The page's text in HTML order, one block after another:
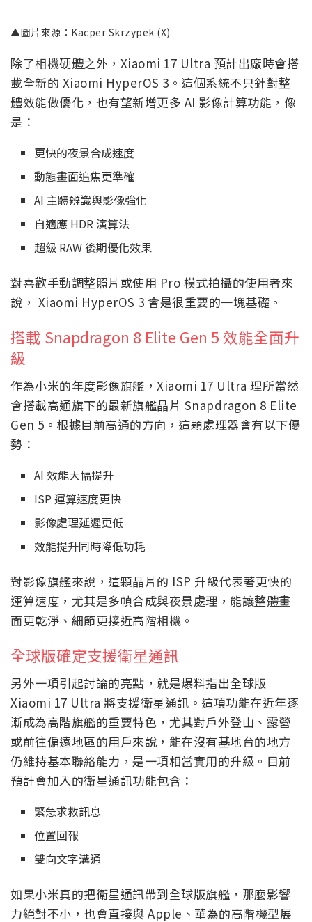
▲圖片來源：Kacper Skrzypek (X)
除了相機硬體之外，Xiaomi 17 Ultra 預計出廠時會搭
載全新的 Xiaomi HyperOS 3。這個系統不只針對整
體效能做優化，也有望新增更多 AI 影像計算功能，像
是：
更快的夜景合成速度
動態畫面追焦更準確
AI 主體辨識與影像強化
自適應 HDR 演算法
超級 RAW 後期優化效果
對喜歡手動調整照片或使用 Pro 模式拍攝的使用者來
說， Xiaomi HyperOS 3 會是很重要的一塊基礎。
搭載 Snapdragon 8 Elite Gen 5 效能全面升
級
作為小米的年度影像旗艦，Xiaomi 17 Ultra 理所當然
會搭載高通旗下的最新旗艦晶片 Snapdragon 8 Elite
Gen 5。根據目前高通的方向，這顆處理器會有以下優
勢：
AI 效能大幅提升
ISP 運算速度更快
影像處理延遲更低
效能提升同時降低功耗
對影像旗艦來說，這顆晶片的 ISP 升級代表著更快的
運算速度，尤其是多幀合成與夜景處理，能讓整體畫
面更乾淨、細節更接近高階相機。
全球版確定支援衛星通訊
另外一項引起討論的亮點，就是爆料指出全球版
Xiaomi 17 Ultra 將支援衛星通訊。這項功能在近年逐
漸成為高階旗艦的重要特色，尤其對戶外登山、露營
或前往偏遠地區的用戶來說，能在沒有基地台的地方
仍維持基本聯絡能力，是一項相當實用的升級。目前
預計會加入的衛星通訊功能包含：
緊急求救訊息
位置回報
雙向文字溝通
如果小米真的把衛星通訊帶到全球版旗艦，那麼影響
力絕對不小，也會直接與 Apple、華為的高階機型展